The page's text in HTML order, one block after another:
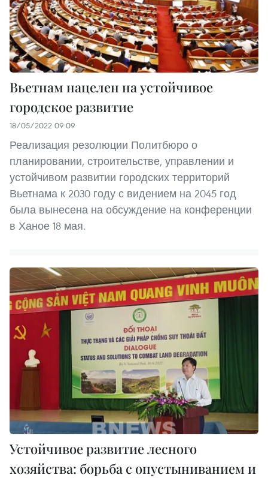
Вьетнам нацелен на устойчивое
городское развитие
18/05/2022 09:09
Реализация резолюции Политбюро о
планировании, строительстве, управлении и
устойчивом развитии городских территорий
Вьетнама к 2030 году с видением на 2045 год
была вынесена на обсуждение на конференции
в Ханое 18 мая.
Устойчивое развитие лесного
хозяйства: борьба с опустыниванием и